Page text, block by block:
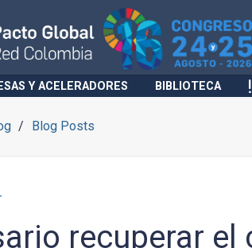
Y ACELERADORES BIBLIOTECA
Blog Posts
recuperar